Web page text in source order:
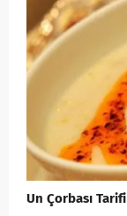
Un Çorbası Tarifi